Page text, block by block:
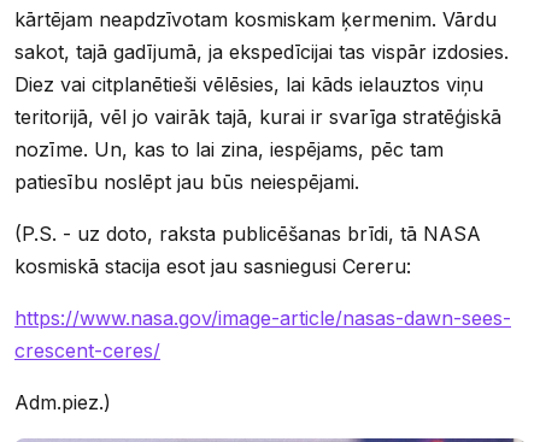
kārtējam neapdzīvotam kosmiskam ķermenim. Vārdu
sakot, tajā gadījumā, ja ekspedīcijai tas vispār izdosies.
Diez vai citplanētieši vēlēsies, lai kāds ielauztos viņu
teritorijā, vēl jo vairāk tajā, kurai ir svarīga stratēģiskā
nozīme. Un, kas to lai zina, iespējams, pēc tam
patiesību noslēpt jau būs neiespējami.
(P.S. - uz doto, raksta publicēšanas brīdi, tā NASA
kosmiskā stacija esot jau sasniegusi Cereru:
https://www.nasa.gov/image-article/nasas-dawn-sees-
crescent-ceres/
Adm.piez.)